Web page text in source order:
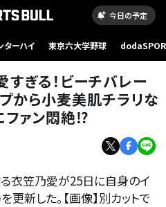
今日の予定
ターハイ 東京六大学野球
ぎる！ビーチバレー
から小麦美肌チラリな
ファン悶絶⁉
衣笠乃愛が25日に自身のイ
新した。【画像】別カットで